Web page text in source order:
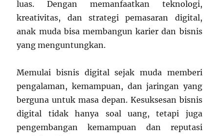
luas. Dengan memanfaatkan teknologi,
kreativitas, dan strategi pemasaran digital,
anak muda bisa membangun karier dan bisnis
yang menguntungkan.
Memulai bisnis digital sejak muda memberi
pengalaman, kemampuan, dan jaringan yang
berguna untuk masa depan. Kesuksesan bisnis
digital tidak hanya soal uang, tetapi juga
pengembangan kemampuan dan reputasi